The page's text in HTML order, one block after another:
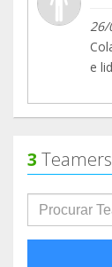
26/
e
3 Teamers